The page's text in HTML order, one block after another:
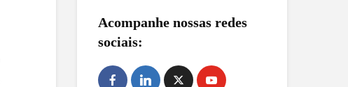
Acompanhe nossas redes
sociais: